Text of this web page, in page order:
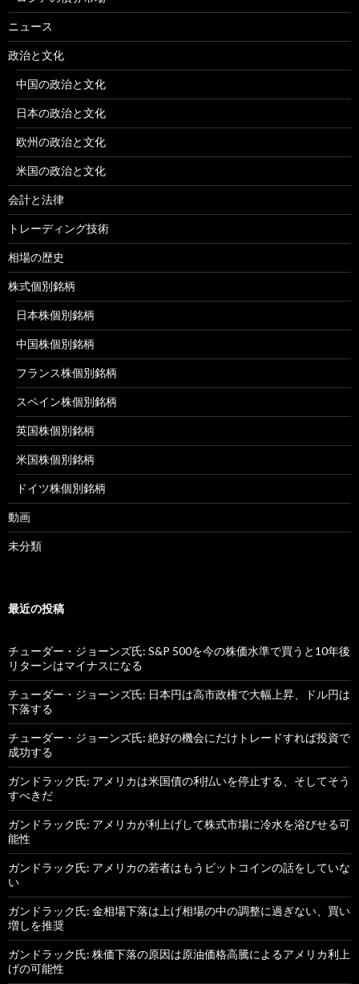
ニュース
政治と文化
中国の政治と文化
日本の政治と文化
欧州の政治と文化
米国の政治と文化
会計と法律
トレーディング技術
相場の歴史
株式個別銘柄
日本株個別銘柄
中国株個別銘柄
フランス株個別銘柄
スペイン株個別銘柄
英国株個別銘柄
米国株個別銘柄
ドイツ株個別銘柄
動画
未分類
最近の投稿
チューダー・ジョーンズ氏: S&P 500を今の株価水準で買うと10年後
リターンはマイナスになる
チューダー・ジョーンズ氏: 日本円は高市政権で大幅上昇、ドル円は
下落する
チューダー・ジョーンズ氏: 絶好の機会にだけトレードすれば投資で
成功する
ガンドラック氏: アメリカは米国債の利払いを停止する、そしてそう
すべきだ
ガンドラック氏: アメリカが利上げして株式市場に冷水を浴びせる可
能性
ガンドラック氏: アメリカの若者はもうビットコインの話をしていな
い
ガンドラック氏: 金相場下落は上げ相場の中の調整に過ぎない、買い
増しを推奨
ガンドラック氏: 株価下落の原因は原油価格高騰によるアメリカ利上
げの可能性